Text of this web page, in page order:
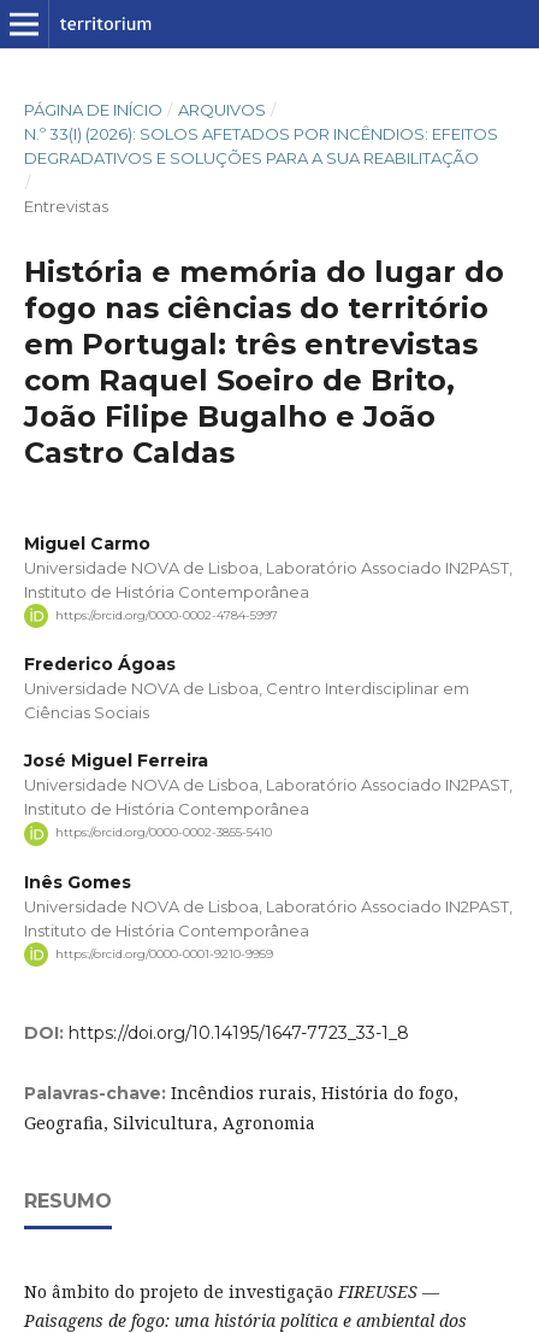
PÁGINA DE INÍCIO / ARQUIVOS /
N.º 33(I) (2026): SOLOS AFETADOS POR INCÊNDIOS: EFEITOS
DEGRADATIVOS E SOLUÇÕES PARA A SUA REABILITAÇÃO
/
Entrevistas
História e memória do lugar do
fogo nas ciências do território
em Portugal: três entrevistas
com Raquel Soeiro de Brito,
João Filipe Bugalho e João
Castro Caldas
Miguel Carmo
Universidade NOVA de Lisboa, Laboratório Associado IN2PAST,
Instituto de História Contemporânea
https://orcid.org/0000-0002-4784-5997
Frederico Ágoas
Universidade NOVA de Lisboa, Centro Interdisciplinar em
Ciências Sociais
José Miguel Ferreira
Universidade NOVA de Lisboa, Laboratório Associado IN2PAST,
Instituto de História Contemporânea
https://orcid.org/0000-0002-3855-5410
Inês Gomes
Universidade NOVA de Lisboa, Laboratório Associado IN2PAST,
Instituto de História Contemporânea
https://orcid.org/0000-0001-9210-9959
DOI: https://doi.org/10.14195/1647-7723_33-1_8
Palavras-chave: Incêndios rurais, História do fogo,
Geografia, Silvicultura, Agronomia
RESUMO
No âmbito do projeto de investigaçãoFIREUSES —
Paisagens de fogo: uma história política e ambiental dos